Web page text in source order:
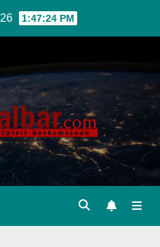
1:47:26 PM